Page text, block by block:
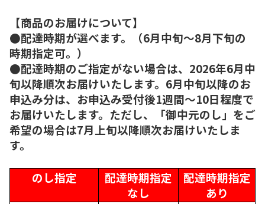
【商品のお届けについて】
●配達時期が選べます。（6月中旬～8月下旬の
時期指定可。）
●配達時期のご指定がない場合は、2026年6月中
旬以降順次お届けいたします。6月中旬以降のお
申込み分は、お申込み受付後1週間～10日程度で
お届けいたします。ただし、「御中元のし」をご
希望の場合は7月上旬以降順次お届けいたしま
す。
のし指定
配達時期指定
なし
配達時期指定
あり